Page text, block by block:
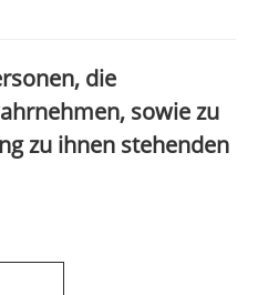
die
sowie zu
zu ihnen stehenden